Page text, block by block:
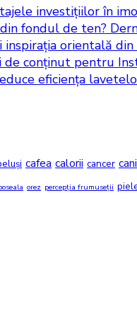
investițiilor în
fondul de ten?
orientală
de conținut pentru
eficiența
cafea calorii cancer
orez percepția frumuseții